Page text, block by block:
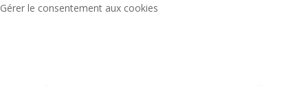
Gérer le consentement aux cookies